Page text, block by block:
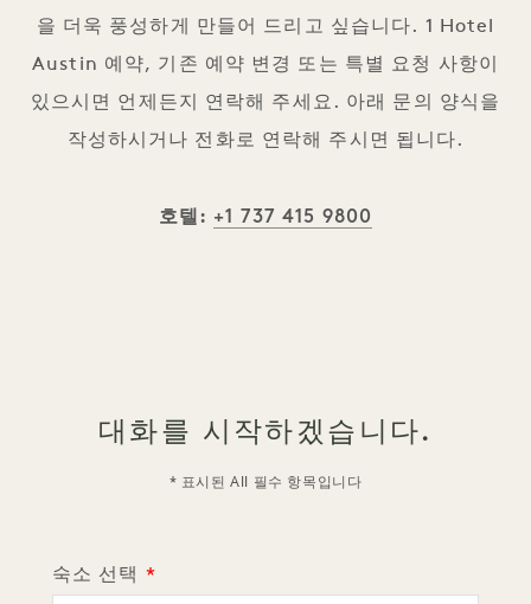
을 더욱 풍성하게 만들어 드리고 싶습니다. 1 Hotel
Austin 예약, 기존 예약 변경 또는 특별 요청 사항이
있으시면 언제든지 연락해 주세요. 아래 문의 양식을
작성하시거나 전화로 연락해 주시면 됩니다.
호텔: +1 737 415 9800
대화를 시작하겠습니다.
* 표시된 All 필수 항목입니다
숙소 선택